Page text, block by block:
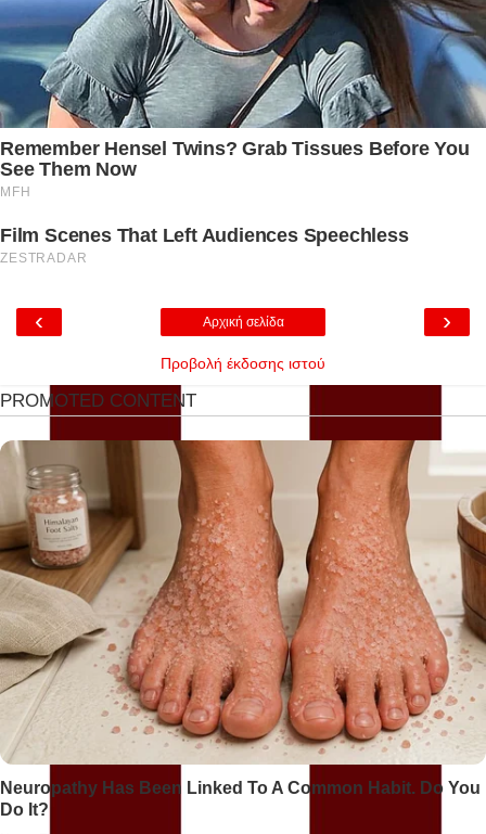
‹ ›
Αρχική σελίδα
Προβολή έκδοσης ιστού